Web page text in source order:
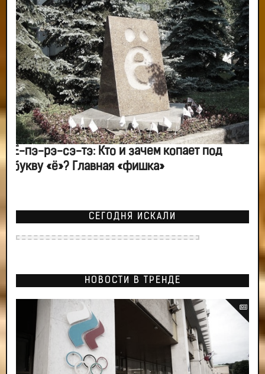
Ё-пэ-рэ-сэ-тэ: Кто и зачем копает под
букву «ё»? Главная «фишка»
СЕГОДНЯ ИСКАЛИ
НОВОСТИ В ТРЕНДЕ